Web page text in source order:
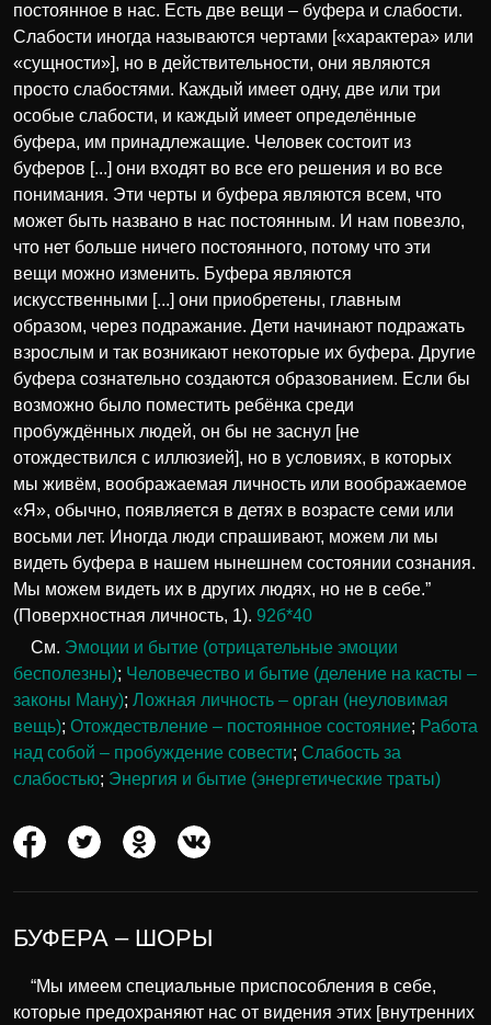
постоянное в нас. Есть две вещи – буфера и слабости.
Слабости иногда называются чертами [«характера» или
«сущности»], но в действительности, они являются
просто слабостями. Каждый имеет одну, две или три
особые слабости, и каждый имеет определённые
буфера, им принадлежащие. Человек состоит из
буферов [...] они входят во все его решения и во все
понимания. Эти черты и буфера являются всем, что
может быть названо в нас постоянным. И нам повезло,
что нет больше ничего постоянного, потому что эти
вещи можно изменить. Буфера являются
искусственными [...] они приобретены, главным
образом, через подражание. Дети начинают подражать
взрослым и так возникают некоторые их буфера. Другие
буфера сознательно создаются образованием. Если бы
возможно было поместить ребёнка среди
пробуждённых людей, он бы не заснул [не
отождествился с иллюзией], но в условиях, в которых
мы живём, воображаемая личность или воображаемое
«Я», обычно, появляется в детях в возрасте семи или
восьми лет. Иногда люди спрашивают, можем ли мы
видеть буфера в нашем нынешнем состоянии сознания.
Мы можем видеть их в других людях, но не в себе.”
(Поверхностная личность, 1). 92б*40
См. Эмоции и бытие (отрицательные эмоции
бесполезны); Человечество и бытие (деление на касты –
законы Ману); Ложная личность – орган (неуловимая
вещь); Отождествление – постоянное состояние; Работа
над собой – пробуждение совести; Слабость за
слабостью; Энергия и бытие (энергетические траты)
БУФЕРА – ШОРЫ
“Мы имеем специальные приспособления в себе,
которые предохраняют нас от видения этих [внутренних